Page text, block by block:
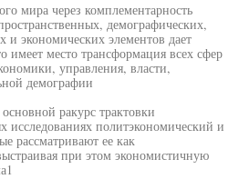
мира через комплементарность
демографических,
и экономических элементов дает
имеет место трансформация всех сфер
управления, власти,
демографии
ракурс трактовки
исследованиях политэкономический и
рассматривают ее как
при этом экономистичную